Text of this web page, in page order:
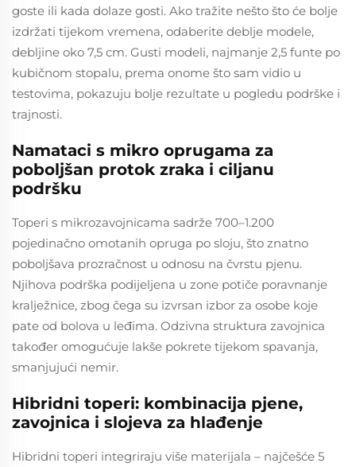
goste ili kada dolaze gosti. Ako tražite nešto što će bolje
izdržati tijekom vremena, odaberite deblje modele,
debljine oko 7,5 cm. Gusti modeli, najmanje 2,5 funte po
kubičnom stopalu, prema onome što sam vidio u
testovima, pokazuju bolje rezultate u pogledu podrške i
trajnosti.
Namataci s mikro oprugama za
poboljšan protok zraka i ciljanu
podršku
Toperi s mikrozavojnicama sadrže 700–1.200
pojedinačno omotanih opruga po sloju, što znatno
poboljšava prozračnost u odnosu na čvrstu pjenu.
Njihova podrška podijeljena u zone potiče poravnanje
kralježnice, zbog čega su izvrsan izbor za osobe koje
pate od bolova u leđima. Odzivna struktura zavojnica
također omogućuje lakše pokrete tijekom spavanja,
smanjujući nemir.
Hibridni toperi: kombinacija pjene,
zavojnica i slojeva za hlađenje
Hibridni toperi integriraju više materijala – najčešće 5